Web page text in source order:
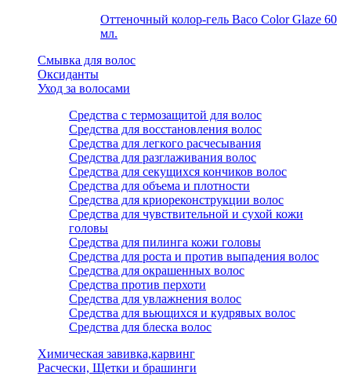
Оттеночный колор-гель Baco Color Glaze 60
мл.
Смывка для волос
Оксиданты
Уход за волосами
Средства с термозащитой для волос
Средства для восстановления волос
Средства для легкого расчесывания
Средства для разглаживания волос
Средства для секущихся кончиков волос
Средства для объема и плотности
Средства для криореконструкции волос
Средства для чувствительной и сухой кожи
головы
Средства для пилинга кожи головы
Средства для роста и против выпадения волос
Средства для окрашенных волос
Средства против перхоти
Средства для увлажнения волос
Средства для вьющихся и кудрявых волос
Средства для блеска волос
Химическая завивка,карвинг
Расчески, Щетки и брашинги